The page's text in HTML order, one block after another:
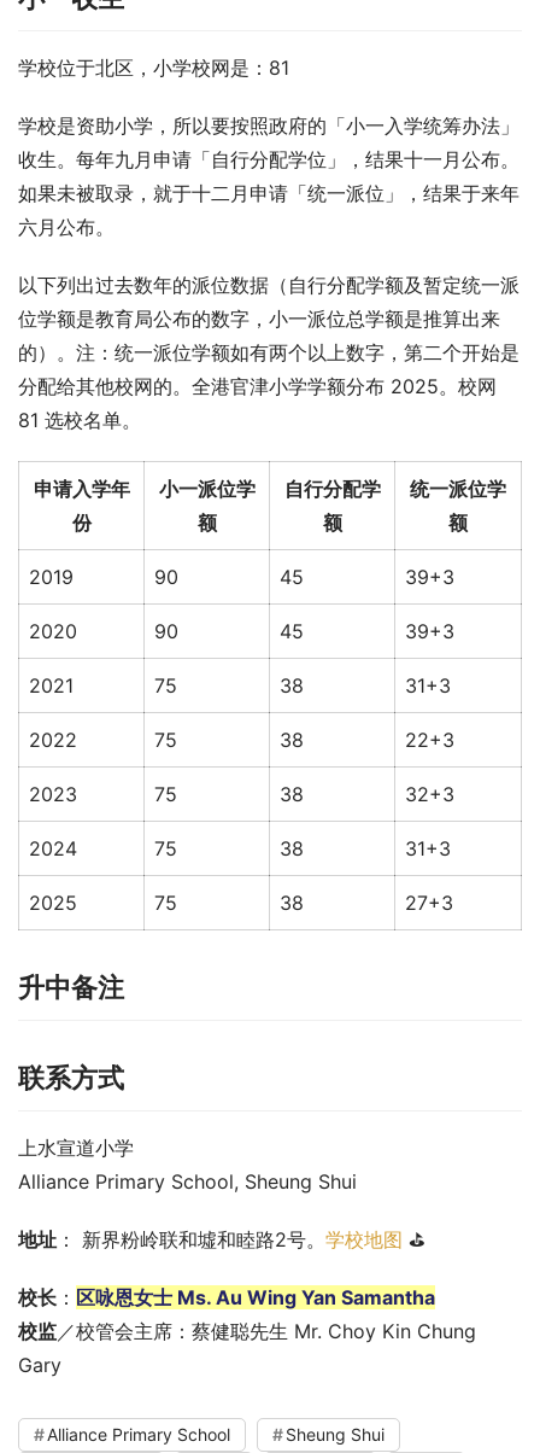
学校位于北区，小学校网是：81
学校是资助小学，所以要按照政府的「小一入学统筹办法」
收生。每年九月申请「自行分配学位」，结果十一月公布。
如果未被取录，就于十二月申请「统一派位」，结果于来年
六月公布。
以下列出过去数年的派位数据（自行分配学额及暂定统一派
位学额是教育局公布的数字，小一派位总学额是推算出来
的）。注：统一派位学额如有两个以上数字，第二个开始是
分配给其他校网的。全港官津小学学额分布 2025。校网
81 选校名单。
申请入学年
份
小一派位学
额
自行分配学
额
统一派位学
额
2019 90 45 39+3
2020 90 45 39+3
2021 75 38 31+3
2022 75 38 22+3
2023 75 38 32+3
2024 75 38 31+3
2025 75 38 27+3
升中备注
联系方式
上水宣道小学
Alliance Primary School, Sheung Shui
地址 ： 新界粉岭联和墟和睦路2号。 学校地图 ⛳
校长 ： 区咏恩女士 Ms. Au Wing Yan Samantha
校监／校管会主席：蔡健聪先生 Mr. Choy Kin Chung
Gary
Alliance Primary School
Sheung Shui